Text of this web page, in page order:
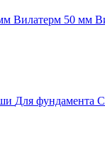
Вилатерм 50 мм
Для фундамента